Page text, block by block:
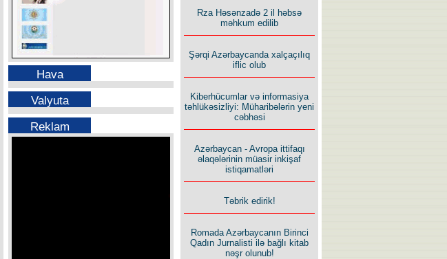
Hava
Valyuta
Reklam
Rza Həsənzadə 2 il həbsə
məhkum edilib
Şərqi Azərbaycanda xalçaçılıq
iflic olub
Kiberhücumlar və informasiya
təhlükəsizliyi: Müharibələrin yeni
cəbhəsi
Azərbaycan - Avropa ittifaqı
əlaqələrinin müasir inkişaf
istiqamatləri
Təbrik edirik!
Romada Azərbaycanın Birinci
Qadın Jurnalisti ilə bağlı kitab
nəşr olunub!